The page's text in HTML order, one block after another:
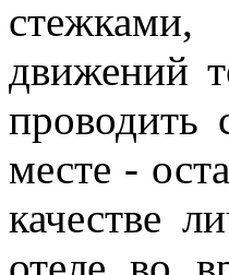
движений
месте -
качестве